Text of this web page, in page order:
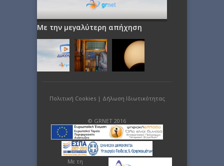
Με την μεγαλύτερη απήχηση
Πολιτική Cookies| Δήλωση Ιδιωτικότητας
© GRNET 2016
Με τη